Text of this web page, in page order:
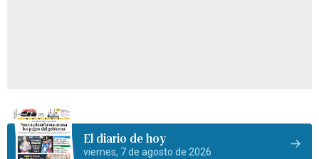
El diario de hoy
viernes, 7 de agosto de 2026